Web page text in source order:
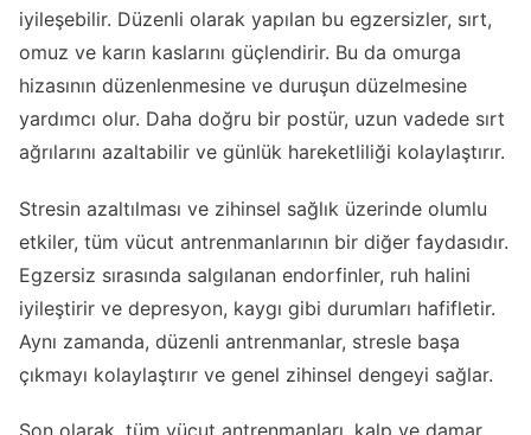
iyileşebilir. Düzenli olarak yapılan bu egzersizler, sırt,
omuz ve karın kaslarını güçlendirir. Bu da omurga
hizasının düzenlenmesine ve duruşun düzelmesine
yardımcı olur. Daha doğru bir postür, uzun vadede sırt
ağrılarını azaltabilir ve günlük hareketliliği kolaylaştırır.
Stresin azaltılması ve zihinsel sağlık üzerinde olumlu
etkiler, tüm vücut antrenmanlarının bir diğer faydasıdır.
Egzersiz sırasında salgılanan endorfinler, ruh halini
iyileştirir ve depresyon, kaygı gibi durumları hafifletir.
Aynı zamanda, düzenli antrenmanlar, stresle başa
çıkmayı kolaylaştırır ve genel zihinsel dengeyi sağlar.
Son olarak, tüm vücut antrenmanları, kalp ve damar